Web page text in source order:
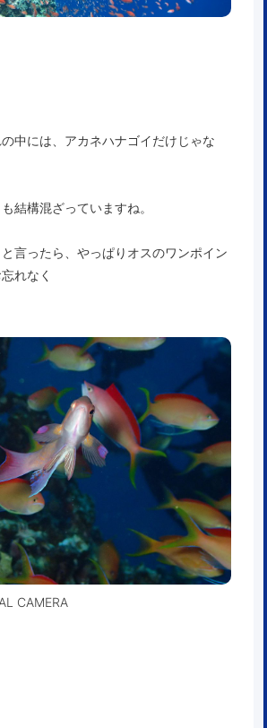
中には、アカネハナゴイだけじゃな
結構混ざっていますね。
言ったら、やっぱりオスのワンポイン
れなく
CAMERA